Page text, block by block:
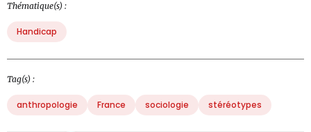
Thématique(s) :
Handicap
Tag(s) :
anthropologie France sociologie stéréotypes